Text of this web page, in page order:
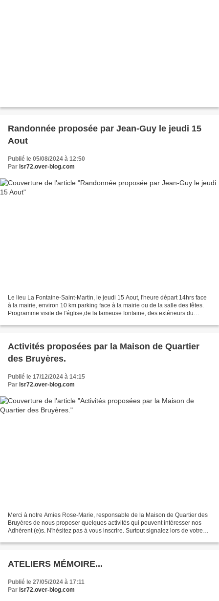
Randonnée proposée par Jean-Guy le jeudi 15
Aout
Publié le 05/08/2024 à 12:50
Par lsr72.over-blog.com
Le lieu La Fontaine-Saint-Martin, le jeudi 15 Aout, l'heure départ 14hrs face
à la mairie, environ 10 km parking face à la mairie ou de la salle des fêtes.
Programme visite de l'église,de la fameuse fontaine, des extérieurs du
Activités proposées par la Maison de Quartier
des Bruyères.
Publié le 17/12/2024 à 14:15
Par lsr72.over-blog.com
Merci à notre Amies Rose-Marie, responsable de la Maison de Quartier des
Bruyères de nous proposer quelques activités qui peuvent intéresser nos
Adhérent (e)s. N'hésitez pas à vous inscrire. Surtout signalez lors de votre
ATELIERS MÉMOIRE...
Publié le 27/05/2024 à 17:11
Par lsr72.over-blog.com